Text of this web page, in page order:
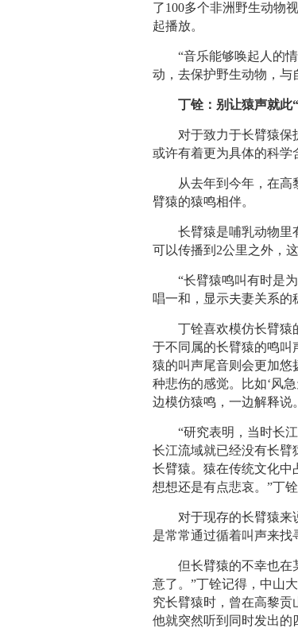
了100多个非洲野生动物
起播放。
“音乐能够唤起人的
动，去保护野生动物，与
丁铨：别让猿声就此
对于致力于长臂猿保
或许有着更为具体的科学
从去年到今年，在
臂猿的猿鸣相伴。
长臂猿是哺乳动物里
可以传播到2公里之外，
“长臂猿鸣叫有时是
唱一和，显示夫妻关系的
丁铨喜欢模仿长臂猿
于不同属的长臂猿的鸣叫
猿的叫声尾音则会更加悠
种悲伤的感觉。比如‘风
边模仿猿鸣，一边解释说。
“研究表明，当时长
长江流域就已经没有长臂
长臂猿。猿在传统文化中
想想还是有点悲哀。”丁铨
对于现存的长臂猿来
是常常通过循着叫声来找
但长臂猿的不幸也在
意了。”丁铨记得，中山
究长臂猿时，曾在高黎贡
他就突然听到同时发出的